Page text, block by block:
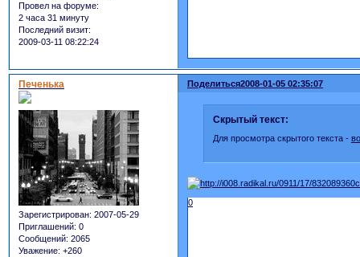
Провел на форуме:
2 часа 31 минуту
Последний визит:
2009-03-11 08:22:24
Поделиться2008-01-05 02:35:07
Печенька
Зарегистрирован: 2007-05-29
Приглашений: 0
Сообщений: 2065
Уважение: +260
Скрытый текст:
Для просмотра скрытого текста -
0